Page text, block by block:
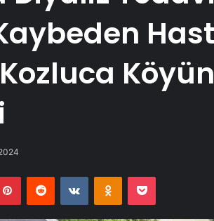
PinterestReddit VKontakteOdnoklassniki
Pocket